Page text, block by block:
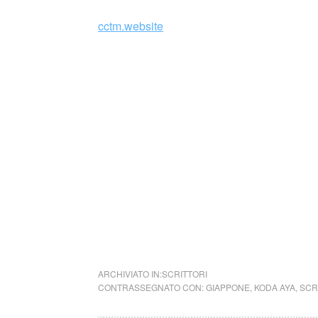
cctm.website
ARCHIVIATO IN:SCRITTORI
CONTRASSEGNATO CON:GIAPPONE KODA AYA